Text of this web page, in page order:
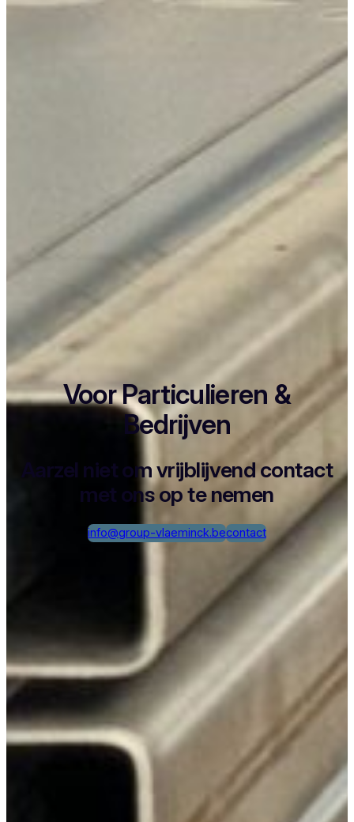
Voor Particulieren &
Bedrijven
Aarzel niet om vrijblijvend contact
met ons op te nemen
info@group-vlaeminck.becontact